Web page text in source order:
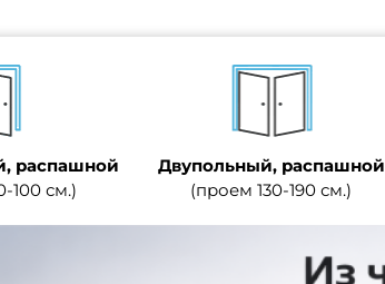
распашной
100 см.)
Двупольный, распашной
(проем 130-190 см.)